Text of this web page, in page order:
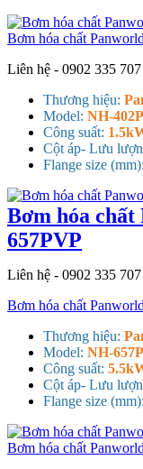
Bơm hóa chất
Liên hệ - 0902 335
Thương hiệu:
Model: NH-
Công suất:
Cột áp- Lưu
Flange size (mm):
Bơm hóa
657PVP
Liên hệ - 0902 335
Bơm hóa chất
Thương hiệu:
Model: NH-
Công suất:
Cột áp- Lưu
Flange size (mm):
Bơm hóa chất